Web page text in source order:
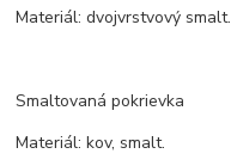
Materiál: dvojvrstvový smalt.
Smaltovaná pokrievka
Materiál: kov, smalt.